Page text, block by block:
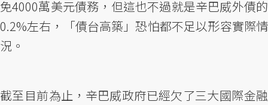
免4000萬美元債務，但這也不過就是辛巴威外債的
0.2%左右，「債台高築」恐怕都不足以形容實際情
況。
截至目前為止，辛巴威政府已經欠了三大國際金融